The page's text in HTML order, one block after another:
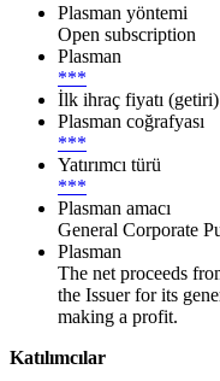
Plasman yöntemi
Open subscription
Plasman
***
İlk ihraç fiyatı (getiri)
Plasman coğrafyası
***
Yatırımcı türü
***
Plasman amacı
General Corporate
Plasman
The net proceeds
the Issuer for its
making a profit.
Katılımcılar